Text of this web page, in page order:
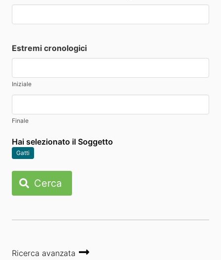
Estremi cronologici
Iniziale
Finale
Hai selezionato il Soggetto
Gatti
Cerca
Ricerca avanzata